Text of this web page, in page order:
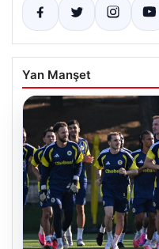
Yan Manşet